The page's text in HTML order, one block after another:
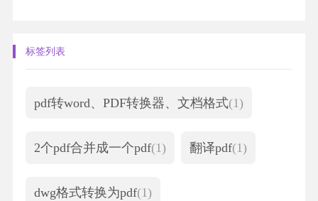
标签列表
pdf转word、PDF转换器、文档格式(1)
2个pdf合并成一个pdf(1) 翻译pdf(1)
dwg格式转换为pdf(1)